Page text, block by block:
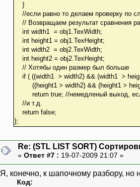
}
//если равно то делаем проверку по
// Возвращаем результат сравнения
int width1 = obj1.TexWidth;
int height1 = obj1.TexHeight;
int width2 = obj2.TexWidth;
int height2 = obj2.TexHeight;
// Хотябы один размер был больше
if ( ((width1 > width2) && (width1 >
((height1 > width2) && (height1 >
return true; //немедленый выход,
//и т.д.
return false;
};
Re: (STL LIST SORT)
« Ответ #7 : 19-07-2009 21:07 »
Я, конечно, к шапочному разбору, но
Код: